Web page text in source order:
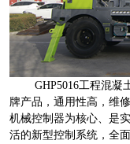
GHP5016工程混凝
牌产品，通用性高，维
机械控制器为核心、是
活的新型控制系统，全